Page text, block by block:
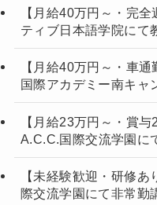
【月給40万円～・完
ティブ日本語学院にて
【月給40万円～・車
国際アカデミー南キャ
【月給23万円～・賞
A.C.C.国際交流学園に
【未経験歓迎・研修
際交流学園にて非常勤